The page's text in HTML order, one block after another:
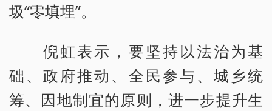
圾“零填埋”。
倪虹表示，要坚持以法治为基
础、政府推动、全民参与、城乡统
筹、因地制宜的原则，进一步提升生